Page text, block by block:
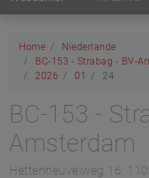
Home
Niederlande
BC-153 - Strabag - BV-
2026
01 24
BC-153 -
Amsterdam
Hettenheuvelweg 16,